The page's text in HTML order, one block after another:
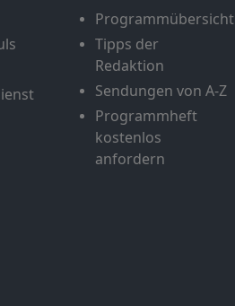
Programmübersicht
Tipps der
Redaktion
Sendungen von A-Z
Programmheft
kostenlos
anfordern